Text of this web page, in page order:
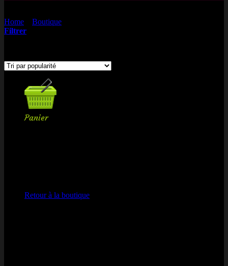
Retour à la boutique
Panier
Retour à la boutique
Home Boutique
Filtrer